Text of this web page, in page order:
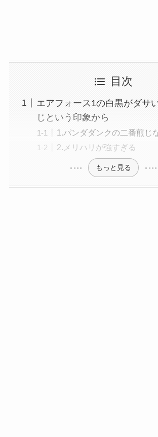
目次
エアフォース1の白黒がダサ
じという印象から
1.パンダダンクの二番煎じ
2.メリハリが強すぎる
もっと見る